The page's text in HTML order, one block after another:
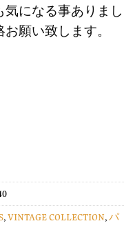
す。
になる事ありまし
願い致します。
,VINTAGE COLLECTION,パ